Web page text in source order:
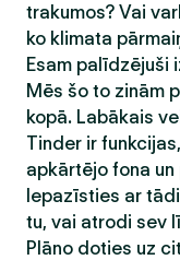
trakumos? Vai
ko klimata
Esam palīdzējuši
Mēs šo to zinām
kopā. Labākais
Tinder ir
apkārtējo fona
Iepazīsties ar
tu, vai atrodi sev
Plāno doties uz